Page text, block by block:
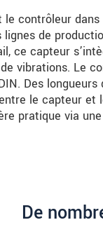
contrôleur
lignes de
ce capteur
vibrations. Le
Des
le capteur
pratique via
De